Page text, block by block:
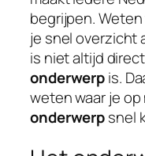
begrijpen.
je snel overzicht
is niet altijd
onderwerpis.
weten waar je
onderwerpsnel